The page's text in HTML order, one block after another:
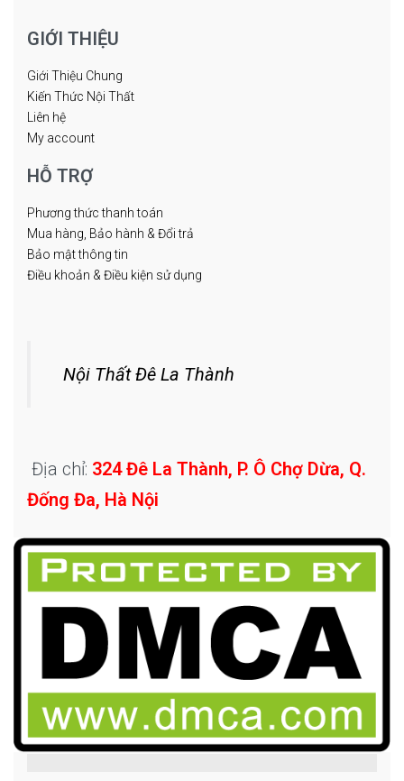
GIỚI THIỆU
Giới Thiệu Chung
Kiến Thức Nội Thất
Liên hệ
My account
HỖ TRỢ
Phương thức thanh toán
Mua hàng, Bảo hành & Đổi trả
Bảo mật thông tin
Điều khoản & Điều kiện sử dụng
Nội Thất Đê La Thành
Địa chỉ: 324 Đê La Thành, P. Ô Chợ Dừa, Q.
Đống Đa, Hà Nội